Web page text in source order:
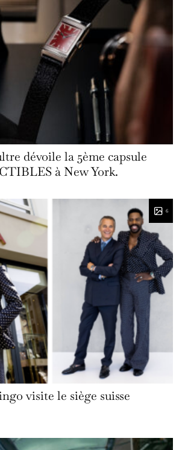
dévoile la 5ème capsule
à New York.
6
visite le siège suisse